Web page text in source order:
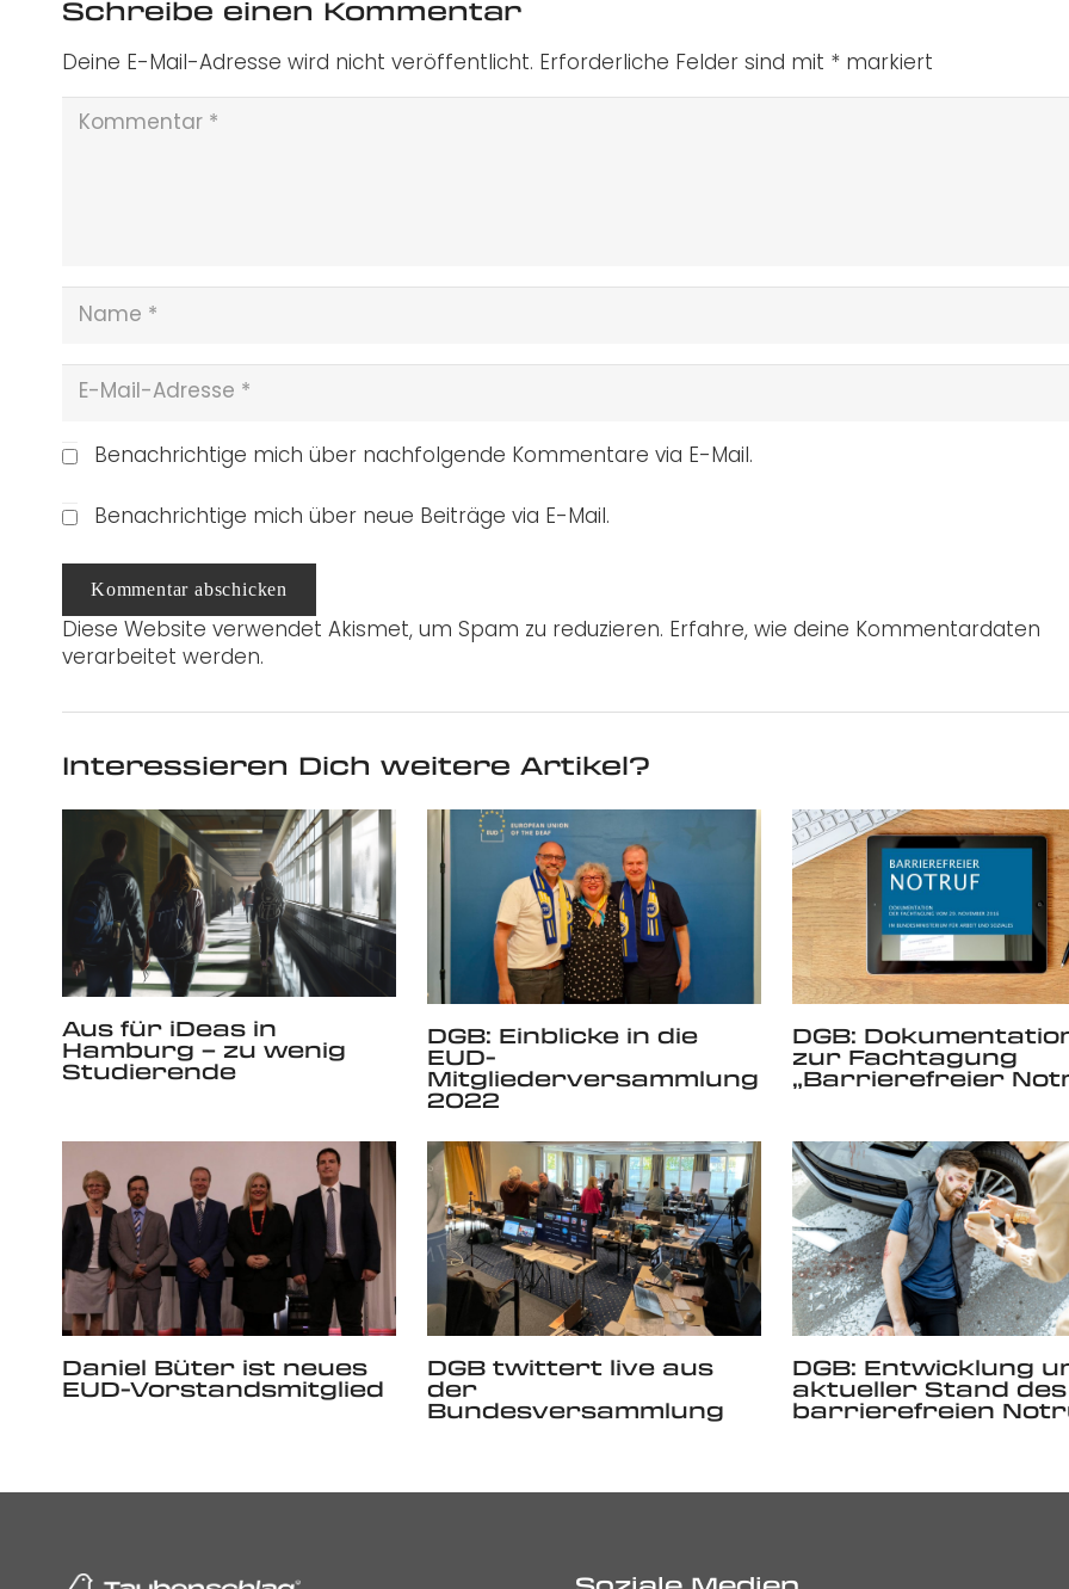
Schreibe einen Kommentar
Deine E-Mail-Adresse wird nicht veröffentlicht. Erforderliche Felder sind mit * markiert
Benachrichtige mich über nachfolgende Kommentare via E-Mail.
Benachrichtige mich über neue Beiträge via E-Mail.
Kommentar abschicken
Diese Website verwendet Akismet, um Spam zu reduzieren. Erfahre, wie deine Kommentardaten
verarbeitet werden.
Interessieren Dich weitere Artikel?
Aus für iDeas in
Hamburg – zu wenig
Studierende
DGB: Einblicke in die
EUD-
Mitgliederversammlung
2022
DGB:
zur Fachtagung
„Barrierefreier
Daniel Büter ist neues
EUD-Vorstandsmitglied
DGB twittert live aus
der
Bundesversammlung
DGB: Entwicklung
aktueller Stand des
barrierefreien